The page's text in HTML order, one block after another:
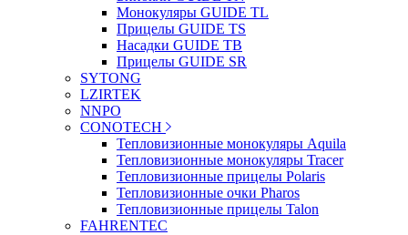
Монокуляры GUIDE TL
Прицелы GUIDE TS
Насадки GUIDE TB
Прицелы GUIDE SR
SYTONG
LZIRTEK
NNPO
CONOTECH
Тепловизионные монокуляры Aquila
Тепловизионные монокуляры Tracer
Тепловизионные прицелы Polaris
Тепловизионные очки Pharos
Тепловизионные прицелы Talon
FAHRENTEC